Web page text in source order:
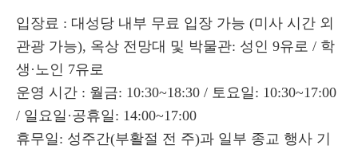
입장료 : 대성당 내부 무료 입장 가능 (미사 시간 외
관광 가능), 옥상 전망대 및 박물관: 성인 9유로 / 학
생·노인 7유로
운영 시간 : 월금: 10:30~18:30 / 토요일: 10:30~17:00
/ 일요일·공휴일: 14:00~17:00
휴무일: 성주간(부활절 전 주)과 일부 종교 행사 기